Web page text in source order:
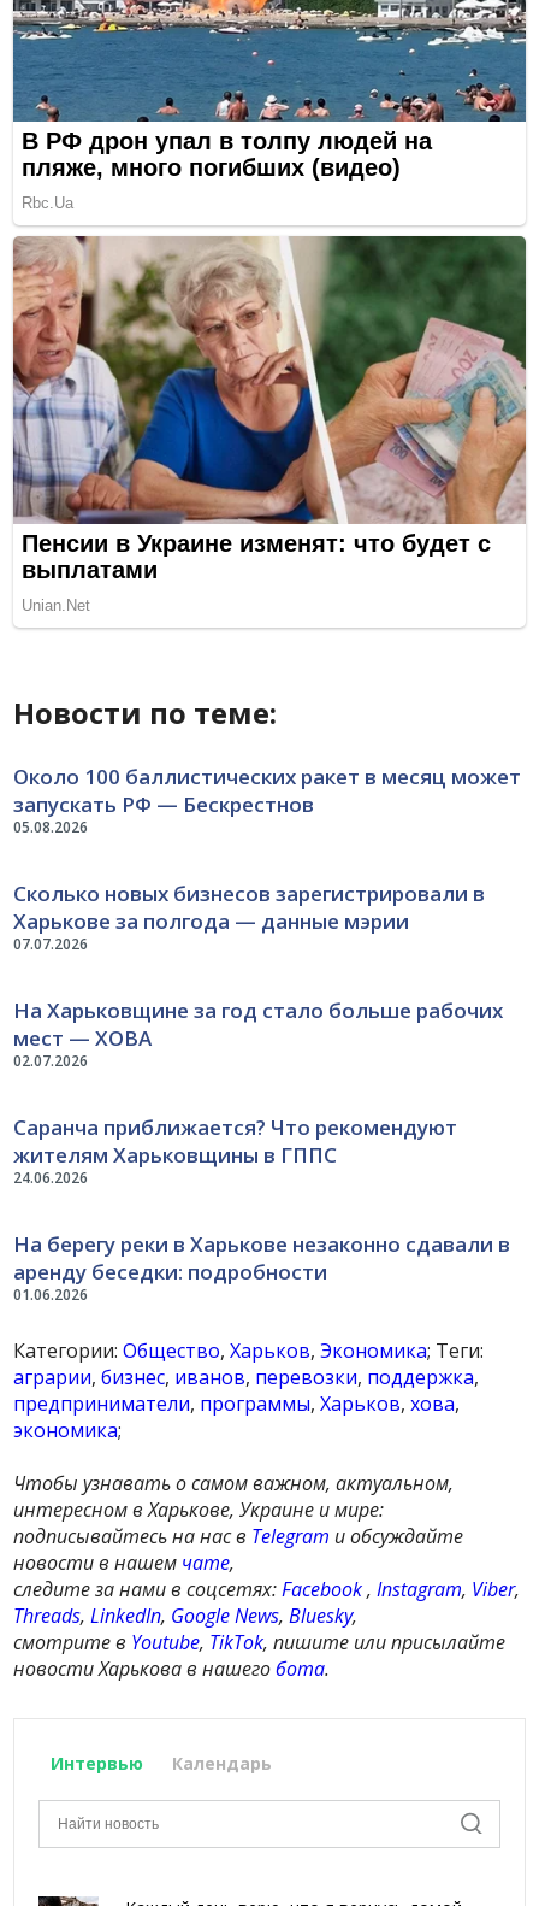
Новости по теме:
05.08.2026
Около 100 баллистических ракет в месяц может
запускать РФ — Бескрестнов
07.07.2026
Сколько новых бизнесов зарегистрировали в
Харькове за полгода — данные мэрии
02.07.2026
На Харьковщине за год стало больше рабочих
мест — ХОВА
24.06.2026
Саранча приближается? Что рекомендуют
жителям Харьковщины в ГППС
01.06.2026
На берегу реки в Харькове незаконно сдавали в
аренду беседки: подробности
Категории:Общество,Харьков,Экономика; Теги:
аграрии,бизнес, иванов, перевозки, поддержка,
предприниматели, программы,Харьков,хова,
экономика;
Чтобы узнавать о самом важном, актуальном,
интересном в Харькове, Украине и мире:
подписывайтесь на нас в Telegram и обсуждайте
новости в нашем чате,
следите за нами в соцсетях:Facebook,Instagram, Viber,
Threads,LinkedIn, Google News,Bluesky,
смотрите в Youtube, TikTok, пишите или присылайте
новости Харькова в нашегобота.
Интервью Календарь